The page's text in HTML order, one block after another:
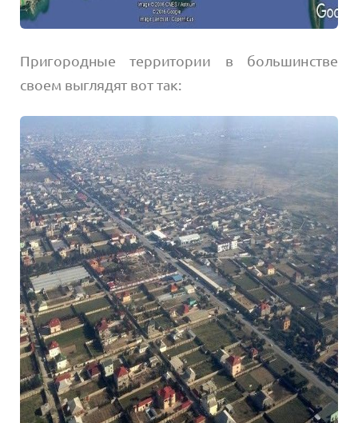
Пригородные территории в большинстве
своем выглядят вот так: